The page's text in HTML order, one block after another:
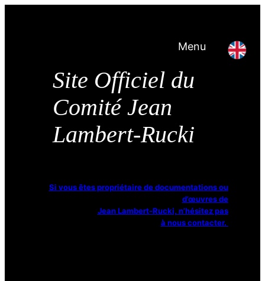
Menu
Site Officiel du
Comité Jean
Lambert-Rucki
Si vous êtes propriétaire de documentations ou
d’œuvres de
Jean Lambert-Rucki, n’hésitez pas
à nous contacter.